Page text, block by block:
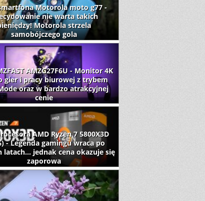
Motorola moto g77 -
nie warta takich
Motorola strzela
samobójczego gola
AMZG27F6U - Monitor 4K
gier i pracy biurowej z trybem
oraz w bardzo atrakcyjnej
cenie
AMD Ryzen 7 5800X3D
- Legenda gamingu wraca po
latach... jednak cena okazuje się
zaporowa